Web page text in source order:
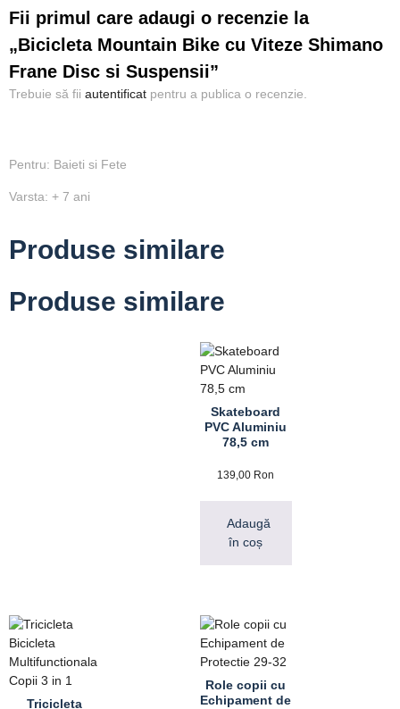
Fii primul care adaugi o recenzie la
„Bicicleta Mountain Bike cu Viteze Shimano
Frane Disc si Suspensii”
Trebuie să fii autentificat pentru a publica o recenzie.
Pentru: Baieti si Fete
Varsta: + 7 ani
Produse similare
Produse similare
Skateboard
PVC Aluminiu
78,5 cm
139,00 Ron
Adaugă
în coș
Tricicleta
Role copii cu
Echipament de